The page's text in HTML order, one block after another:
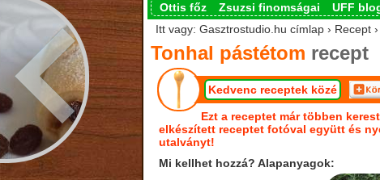
Ottis főz Zsuzsi finomságai UFF
Itt vagy: Gasztrostudio.hu címlap › Recept
Tonhal pástétom recept
Kedvenc receptek közé
Ezt a receptet már többen
elkészített receptet fotóval együtt és
utalványt!
Mi kellhet hozzá? Alapanyagok: